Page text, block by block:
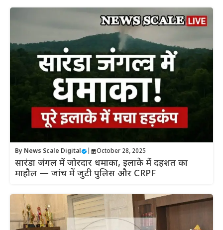
By News Scale Digital October 28, 2025
सारंडा जंगल में जोरदार धमाका, इलाके में दहशत का
माहौल — जांच में जुटी पुलिस और CRPF